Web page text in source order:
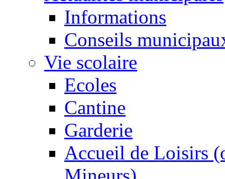
Informations
Conseils
Vie scolaire
Ecoles
Cantine
Garderie
Accueil de Loisirs